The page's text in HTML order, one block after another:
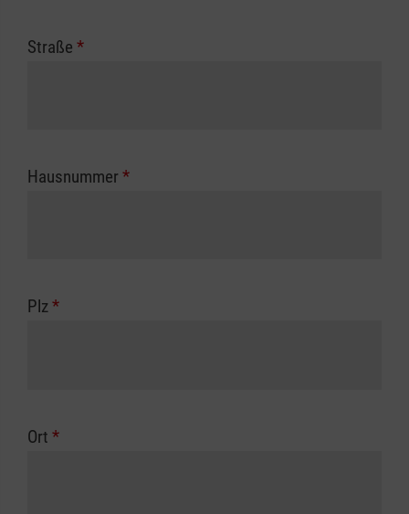
Straße *
Hausnummer *
Plz*
Ort *